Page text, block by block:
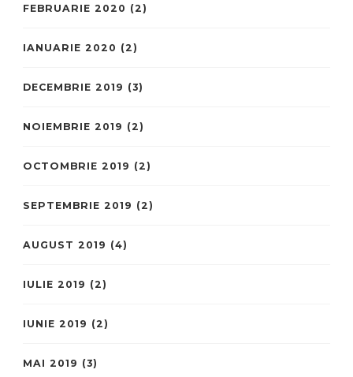
FEBRUARIE 2020 (2)
IANUARIE 2020 (2)
DECEMBRIE 2019 (3)
NOIEMBRIE 2019 (2)
OCTOMBRIE 2019 (2)
SEPTEMBRIE 2019 (2)
AUGUST 2019 (4)
IULIE 2019 (2)
IUNIE 2019 (2)
MAI 2019 (3)